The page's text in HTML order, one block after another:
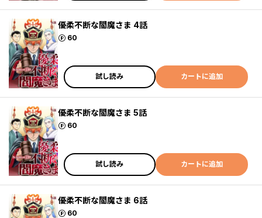
優柔不断な閻魔さま 4話
60
ポイント
試し読み カートに追加
優柔不断な閻魔さま 5話
60
ポイント
試し読み カートに追加
優柔不断な閻魔さま 6話
60
ポイント